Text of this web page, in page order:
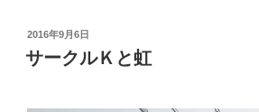
投
稿
日:
2016年9月6日
サークルＫと虹